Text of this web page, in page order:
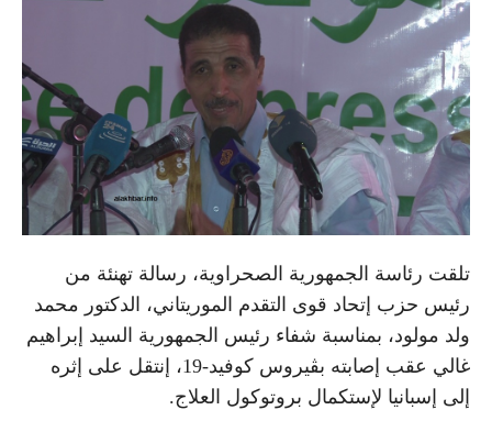
تلقت رئاسة الجمهورية الصحراوية، رسالة تهنئة من
رئيس حزب إتحاد قوى التقدم الموريتاني، الدكتور محمد
ولد مولود، بمناسبة شفاء رئيس الجمهورية السيد إبراهيم
غالي عقب إصابته بڤيروس كوفيد-19، إنتقل على إثره
إلى إسبانيا لإستكمال بروتوكول العلاج.